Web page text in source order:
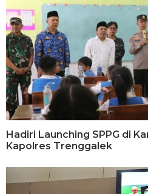
Hadiri Launching SPPG di
Kapolres Trenggalek